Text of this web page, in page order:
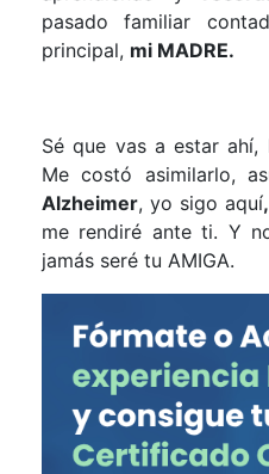
pasado familiar
principal, mi MADRE.
Sé que vas a estar
Me costó asimilarlo,
Alzheimer, yo sigo aquí
me rendiré ante ti. Y
jamás seré tu AMIGA.